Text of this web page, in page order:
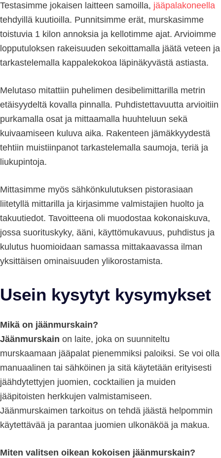
Testasimme jokaisen laitteen samoilla, jääpalakoneella
tehdyillä kuutioilla. Punnitsimme erät, murskasimme
toistuvia 1 kilon annoksia ja kellotimme ajat. Arvioimme
lopputuloksen rakeisuuden sekoittamalla jäätä veteen ja
tarkastelemalla kappalekokoa läpinäkyvästä astiasta.
Melutaso mitattiin puhelimen desibelimittarilla metrin
etäisyydeltä kovalla pinnalla. Puhdistettavuutta arvioitiin
purkamalla osat ja mittaamalla huuhteluun sekä
kuivaamiseen kuluva aika. Rakenteen jämäkkyydestä
tehtiin muistiinpanot tarkastelemalla saumoja, teriä ja
liukupintoja.
Mittasimme myös sähkönkulutuksen pistorasiaan
liitetyllä mittarilla ja kirjasimme valmistajien huolto ja
takuutiedot. Tavoitteena oli muodostaa kokonaiskuva,
jossa suorituskyky, ääni, käyttömukavuus, puhdistus ja
kulutus huomioidaan samassa mittakaavassa ilman
yksittäisen ominaisuuden ylikorostamista.
Usein kysytyt kysymykset
Mikä on jäänmurskain?
Jäänmurskain on laite, joka on suunniteltu
murskaamaan jääpalat pienemmiksi paloiksi. Se voi olla
manuaalinen tai sähköinen ja sitä käytetään erityisesti
jäähdytettyjen juomien, cocktailien ja muiden
jääpitoisten herkkujen valmistamiseen.
Jäänmurskaimen tarkoitus on tehdä jäästä helpommin
käytettävää ja parantaa juomien ulkonäköä ja makua.
Miten valitsen oikean kokoisen jäänmurskain?